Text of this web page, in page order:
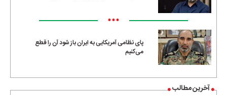
•••
پای نظامی آمریکایی به ایران باز شود آن را قطع
می‌کنیم
آخرین مطالب